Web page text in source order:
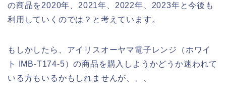
の商品を2020年、2021年、2022年、2023年と今後も
利用していくのでは？と考えています。
もしかしたら、アイリスオーヤマ電子レンジ（ホワイ
ト IMB-T174-5）の商品を購入しようかどうか迷われて
いる方もいるかもしれませんが、、、